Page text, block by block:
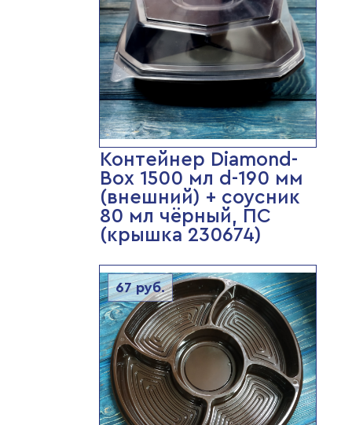
Контейнер Diamond-
Box 1500 мл d-190 мм
(внешний) + соусник
80 мл чёрный, ПС
(крышка 230674)
67руб.